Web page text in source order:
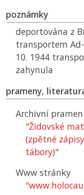
poznámky
deportována z
transportem
10. 1944
zahynula
prameny,
Archivní pramen
"Židovské
(zpětné
tábory)"
Www stránky